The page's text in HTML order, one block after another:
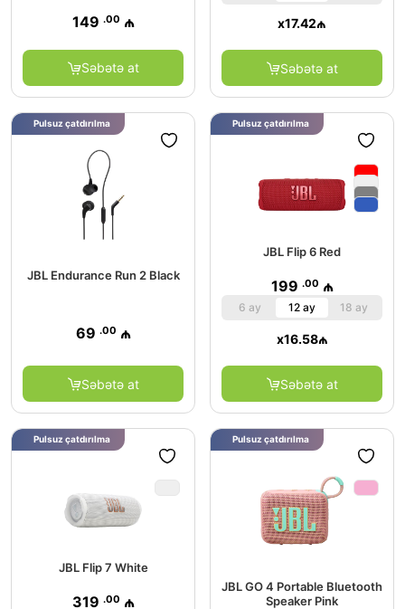
149 .00 ₼
Səbətə at
x17.42₼
Səbətə at
JBL Endurance Run 2 Black
69 .00 ₼
Səbətə at
Pulsuz çatdırılma
JBL Flip 6 Red
199 .00 ₼
6 ay 12 ay 18 ay
x16.58₼
Səbətə at
Pulsuz çatdırılma
JBL Flip 7 White
319 .00 ₼
Pulsuz çatdırılma
JBL GO 4 Portable Bluetooth
Speaker Pink
Pulsuz çatdırılma